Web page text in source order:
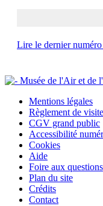
Lire le dernier
Mentions légales
Règlement de
CGV grand public
Accessibilité
Cookies
Aide
Foire aux questions
Plan du site
Crédits
Contact